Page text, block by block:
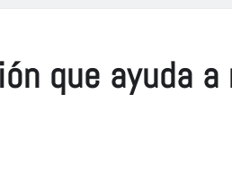
que ayuda